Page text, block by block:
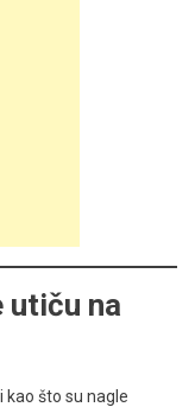
utiču na
kao što su nagle